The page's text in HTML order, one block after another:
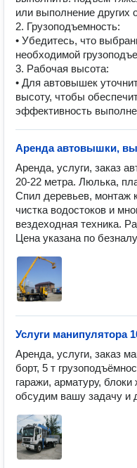
или выполнение других
2. Грузоподъемность:
• Убедитесь, что
необходимой
3. Рабочая высота:
• Для автовышек
высоту, чтобы
эффективность
Аренда автовышки,
Аренда, услуги, заказ
20-22 метра. Люлька,
Спил деревьев, монтаж
чистка водостоков и
вездеходная техника.
Цена указана по
Услуги манипулятора
Аренда, услуги, заказ
борт, 5 т
гаражи, арматуру,
обсудим вашу задачу и